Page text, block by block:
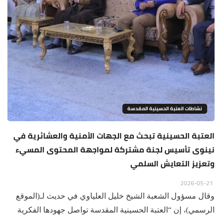
نشاطات العتبة الحسينية المقدسة
العتبة الحسينية تبحث مع الجهات الأمنية والعشائرية في
نينوى تأسيس لجنة مشتركة لمواجهة المحتوى المسيء
وتعزيز التعايش السلمي
وقال مسؤول الشعبة الشيخ خليل العلياوي في حديث لـ(الموقع
الرسمي)، إن “العتبة الحسينية المقدسة تواصل جهودها الفكرية